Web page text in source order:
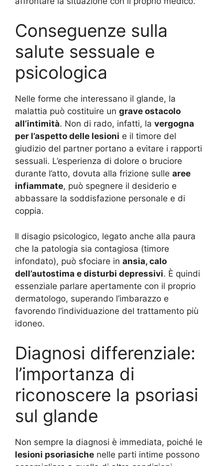
Conseguenze sulla
salute sessuale e
psicologica
Nelle forme che interessano il glande, la
malattia può costituire un grave ostacolo
all’intimità. Non di rado, infatti, la vergogna
per l’aspetto delle lesioni e il timore del
giudizio del partner portano a evitare i rapporti
sessuali. L’esperienza di dolore o bruciore
durante l’atto, dovuta alla frizione sulle aree
infiammate, può spegnere il desiderio e
abbassare la soddisfazione personale e di
coppia.
Il disagio psicologico, legato anche alla paura
che la patologia sia contagiosa (timore
infondato), può sfociare in ansia, calo
dell’autostima e disturbi depressivi. È quindi
essenziale parlare apertamente con il proprio
dermatologo, superando l’imbarazzo e
favorendo l’individuazione del trattamento più
idoneo.
Diagnosi differenziale:
l’importanza di
riconoscere la psoriasi
sul glande
Non sempre la diagnosi è immediata, poiché le
lesioni psoriasiche nelle parti intime possono